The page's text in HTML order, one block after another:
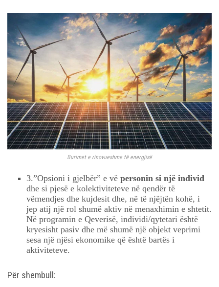
Burimet e rinovueshme të energjisë
3.”Opsioni i gjelbër” e vë personin si një individ
dhe si pjesë e kolektiviteteve në qendër të
vëmendjes dhe kujdesit dhe, në të njëjtën kohë, i
jep atij një rol shumë aktiv në menaxhimin e shtetit.
Në programin e Qeverisë, individi/qytetari është
kryesisht pasiv dhe më shumë një objekt veprimi
sesa një njësi ekonomike që është bartës i
aktiviteteve.
Për shembull: